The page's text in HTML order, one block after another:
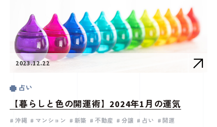
2023.12.22
占い
【暮らしと色の開運術】2024年1月の運気
沖縄 マンション 新築 不動産 分譲 占い 開運